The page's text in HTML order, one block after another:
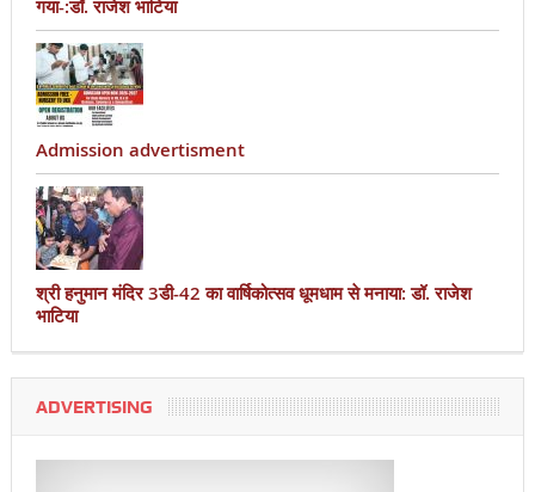
गया-:डॉ. राजेश भाटिया
Admission advertisment
श्री हनुमान मंदिर 3डी-42 का वार्षिकोत्सव धूमधाम से मनाया: डॉ. राजेश
भाटिया
ADVERTISING